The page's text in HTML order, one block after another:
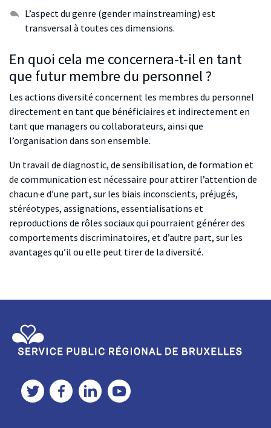
L’aspect du genre (gender mainstreaming) est
transversal à toutes ces dimensions.
En quoi cela me concernera-t-il en tant
que futur membre du personnel ?
Les actions diversité concernent les membres du personnel
directement en tant que bénéficiaires et indirectement en
tant que managers ou collaborateurs, ainsi que
l’organisation dans son ensemble.
Un travail de diagnostic, de sensibilisation, de formation et
de communication est nécessaire pour attirer l’attention de
chacun·e d’une part, sur les biais inconscients, préjugés,
stéréotypes, assignations, essentialisations et
reproductions de rôles sociaux qui pourraient générer des
comportements discriminatoires, et d’autre part, sur les
avantages qu’il ou elle peut tirer de la diversité.
Twitter FacebookLinkedInYouTube